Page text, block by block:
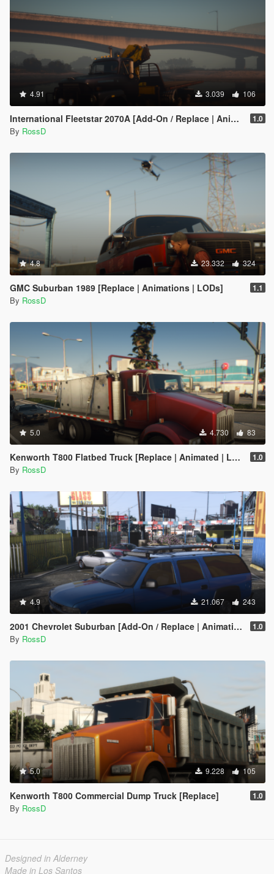
4.91 3.039 106
International Fleetstar 2070A [Add-On / Replace | Animated] 1.0
By RossD
4.8 23.332 324
GMC Suburban 1989 [Replace | Animations | LODs] 1.1
By RossD
5.0 4.730 83
Kenworth T800 Flatbed Truck [Replace | Animated | LODs] 1.0
By RossD
4.9 21.067 243
2001 Chevrolet Suburban [Add-On / Replace | Animations | Tuning | Wheels | Template | LODs] 1.0
By RossD
5.0 9.228 105
Kenworth T800 Commercial Dump Truck [Replace] 1.0
By RossD
Designed in Alderney
Made in Los Santos